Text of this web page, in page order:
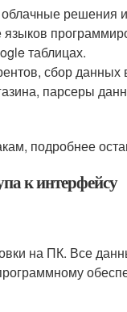
решения
таблицах.
сбор
парсеры
подробнее
к интерфейсу
на ПК. Все